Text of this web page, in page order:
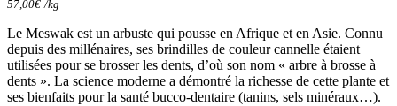
57,00€ /kg
Le Meswak est un arbuste qui pousse en Afrique et en Asie. Connu
depuis des millénaires, ses brindilles de couleur cannelle étaient
utilisées pour se brosser les dents, d’où son nom « arbre à brosse à
dents ». La science moderne a démontré la richesse de cette plante et
ses bienfaits pour la santé bucco-dentaire (tanins, sels minéraux…).